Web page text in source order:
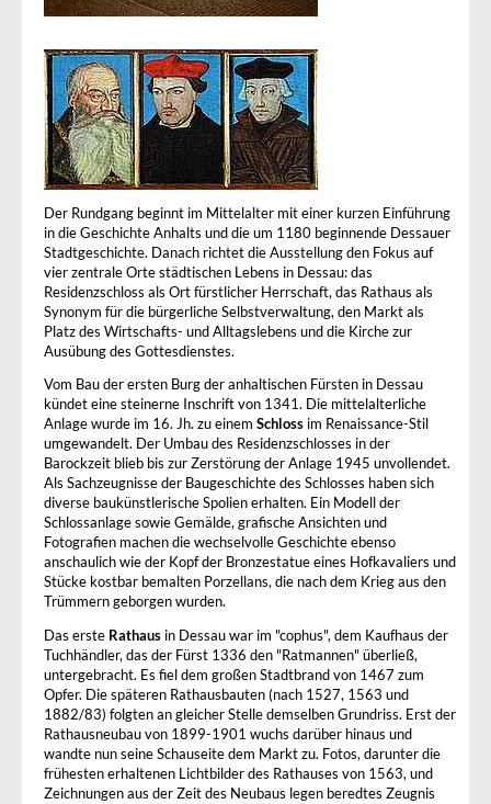
Der Rundgang beginnt im Mittelalter mit einer kurzen Einführung
in die Geschichte Anhalts und die um 1180 beginnende Dessauer
Stadtgeschichte. Danach richtet die Ausstellung den Fokus auf
vier zentrale Orte städtischen Lebens in Dessau: das
Residenzschloss als Ort fürstlicher Herrschaft, das Rathaus als
Synonym für die bürgerliche Selbstverwaltung, den Markt als
Platz des Wirtschafts- und Alltagslebens und die Kirche zur
Ausübung des Gottesdienstes.
Vom Bau der ersten Burg der anhaltischen Fürsten in Dessau
kündet eine steinerne Inschrift von 1341. Die mittelalterliche
Anlage wurde im 16. Jh. zu einem Schloss im Renaissance-Stil
umgewandelt. Der Umbau des Residenzschlosses in der
Barockzeit blieb bis zur Zerstörung der Anlage 1945 unvollendet.
Als Sachzeugnisse der Baugeschichte des Schlosses haben sich
diverse baukünstlerische Spolien erhalten. Ein Modell der
Schlossanlage sowie Gemälde, grafische Ansichten und
Fotografien machen die wechselvolle Geschichte ebenso
anschaulich wie der Kopf der Bronzestatue eines Hofkavaliers und
Stücke kostbar bemalten Porzellans, die nach dem Krieg aus den
Trümmern geborgen wurden.
Das erste Rathaus in Dessau war im "cophus", dem Kaufhaus der
Tuchhändler, das der Fürst 1336 den "Ratmannen" überließ,
untergebracht. Es fiel dem großen Stadtbrand von 1467 zum
Opfer. Die späteren Rathausbauten (nach 1527, 1563 und
1882/83) folgten an gleicher Stelle demselben Grundriss. Erst der
Rathausneubau von 1899-1901 wuchs darüber hinaus und
wandte nun seine Schauseite dem Markt zu. Fotos, darunter die
frühesten erhaltenen Lichtbilder des Rathauses von 1563, und
Zeichnungen aus der Zeit des Neubaus legen beredtes Zeugnis